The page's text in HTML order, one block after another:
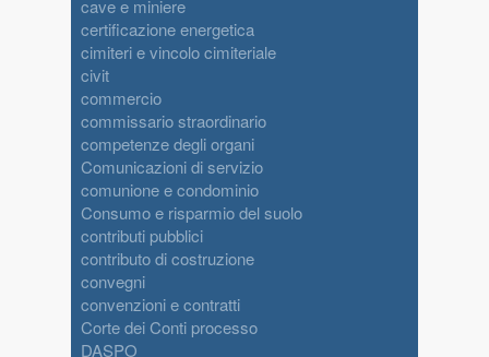
cave e miniere
certificazione energetica
cimiteri e vincolo cimiteriale
civit
commercio
commissario straordinario
competenze degli organi
Comunicazioni di servizio
comunione e condominio
Consumo e risparmio del suolo
contributi pubblici
contributo di costruzione
convegni
convenzioni e contratti
Corte dei Conti processo
DASPO